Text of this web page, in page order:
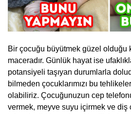
Bir çocuğu büyütmek güzel olduğu
maceradır. Günlük hayat ise
potansiyeli taşıyan durumlarla
bilmeden çocuklarımızı bu
olabiliriz. Çocuğunuzun cep
vermek, meyve suyu içirmek ve diş